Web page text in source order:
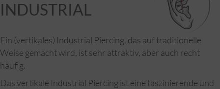
INDUSTRIAL
Ein (vertikales) Industrial Piercing, das auf traditionelle
Weise gemacht wird, ist sehr attraktiv, aber auch recht
häufig.
Das vertikale Industrial Piercing ist eine faszinierende und